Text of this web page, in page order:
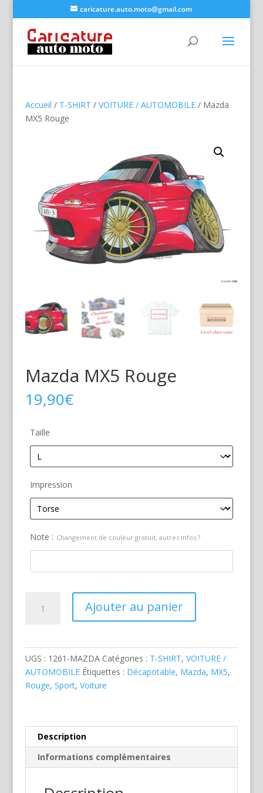
caricature.auto.moto@gmail.com
Accueil / T-SHIRT / VOITURE / AUTOMOBILE/ Mazda
MX5 Rouge
Mazda MX5 Rouge
19,90€
Taille
Impression
Note : Changement de couleur gratuit, autres infos ?
Ajouter au panier
UGS : 1261-MAZDA Catégories : T-SHIRT, VOITURE /
AUTOMOBILE Étiquettes : Décapotable, Mazda, MX5,
Rouge, Sport, Voiture
Description
Informations complémentaires